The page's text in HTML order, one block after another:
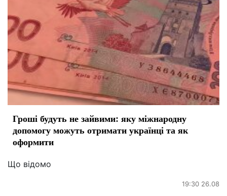
Гроші будуть не зайвими: яку міжнародну
допомогу можуть отримати українці та як
оформити
Що відомо
19:30 26.08